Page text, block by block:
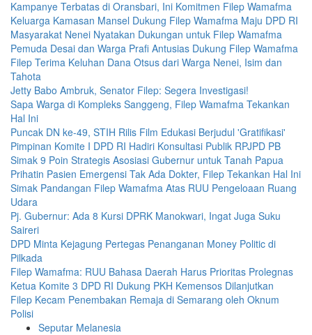
Kampanye Terbatas di Oransbari, Ini Komitmen Filep Wamafma
Keluarga Kamasan Mansel Dukung Filep Wamafma Maju DPD RI
Masyarakat Nenei Nyatakan Dukungan untuk Filep Wamafma
Pemuda Desai dan Warga Prafi Antusias Dukung Filep Wamafma
Filep Terima Keluhan Dana Otsus dari Warga Nenei, Isim dan
Tahota
Jetty Babo Ambruk, Senator Filep: Segera Investigasi!
Sapa Warga di Kompleks Sanggeng, Filep Wamafma Tekankan
Hal Ini
Puncak DN ke-49, STIH Rilis Film Edukasi Berjudul 'Gratifikasi'
Pimpinan Komite I DPD RI Hadiri Konsultasi Publik RPJPD PB
Simak 9 Poin Strategis Asosiasi Gubernur untuk Tanah Papua
Prihatin Pasien Emergensi Tak Ada Dokter, Filep Tekankan Hal Ini
Simak Pandangan Filep Wamafma Atas RUU Pengeloaan Ruang
Udara
Pj. Gubernur: Ada 8 Kursi DPRK Manokwari, Ingat Juga Suku
Saireri
DPD Minta Kejagung Pertegas Penanganan Money Politic di
Pilkada
Filep Wamafma: RUU Bahasa Daerah Harus Prioritas Prolegnas
Ketua Komite 3 DPD RI Dukung PKH Kemensos Dilanjutkan
Filep Kecam Penembakan Remaja di Semarang oleh Oknum
Polisi
Seputar Melanesia